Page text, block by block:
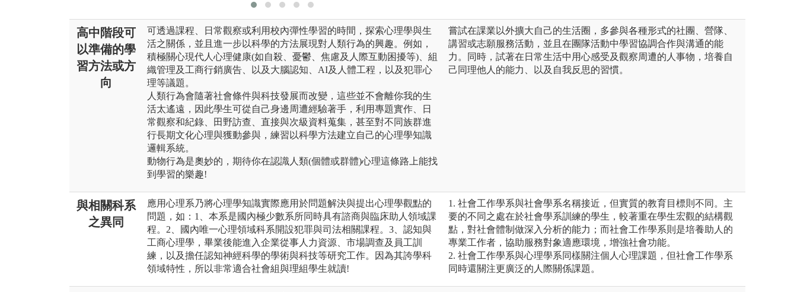
高中階段可
以準備的學
習方法或方
向
可透過課程、日常觀察或利用校內彈性學習的時間，探索心理學與生
活之關係，並且進一步以科學的方法展現對人類行為的興趣。例如，
積極關心現代人心理健康(如自殺、憂鬱、焦慮及人際互動困擾等)、組
織管理及工商行銷廣告、以及大腦認知、AI及人體工程，以及犯罪心
理等議題。
人類行為會隨著社會條件與科技發展而改變，這些並不會離你我的生
活太遙遠，因此學生可從自己身邊周遭經驗著手，利用專題實作、日
常觀察和紀錄、田野訪查、直接與次級資料蒐集，甚至對不同族群進
行長期文化心理與獲動參與，練習以科學方法建立自己的心理學知識
邏輯系統。
動物行為是奧妙的，期待你在認識人類(個體或群體)心理這條路上能找
到學習的樂趣!
嘗試在課業以外擴大自己的生活圈，多參與各種形式的社團、營隊、
講習或志願服務活動，並且在團隊活動中學習協調合作與溝通的能
力。同時，試著在日常生活中用心感受及觀察周遭的人事物，培養自
己同理他人的能力、以及自我反思的習慣。
與相關科系
之異同
應用心理系乃將心理學知識實際應用於問題解決與提出心理學觀點的
問題，如：1、本系是國內極少數系所同時具有諮商與臨床助人領域課
程。2、國內唯一心理領域科系開設犯罪與司法相關課程。3、認知與
工商心理學，畢業後能進入企業從事人力資源、市場調查及員工訓
練，以及擔任認知神經科學的學術與科技等研究工作。因為其誇學科
領域特性，所以非常適合社會組與理組學生就讀!
1. 社會工作學系與社會學系名稱接近，但實質的教育目標則不同。主
要的不同之處在於社會學系訓練的學生，較著重在學生宏觀的結構觀
點，對社會體制做深入分析的能力；而社會工作學系則是培養助人的
專業工作者，協助服務對象適應環境，增強社會功能。
2. 社會工作學系與心理學系同樣關注個人心理課題，但社會工作學系
同時還關注更廣泛的人際關係課題。